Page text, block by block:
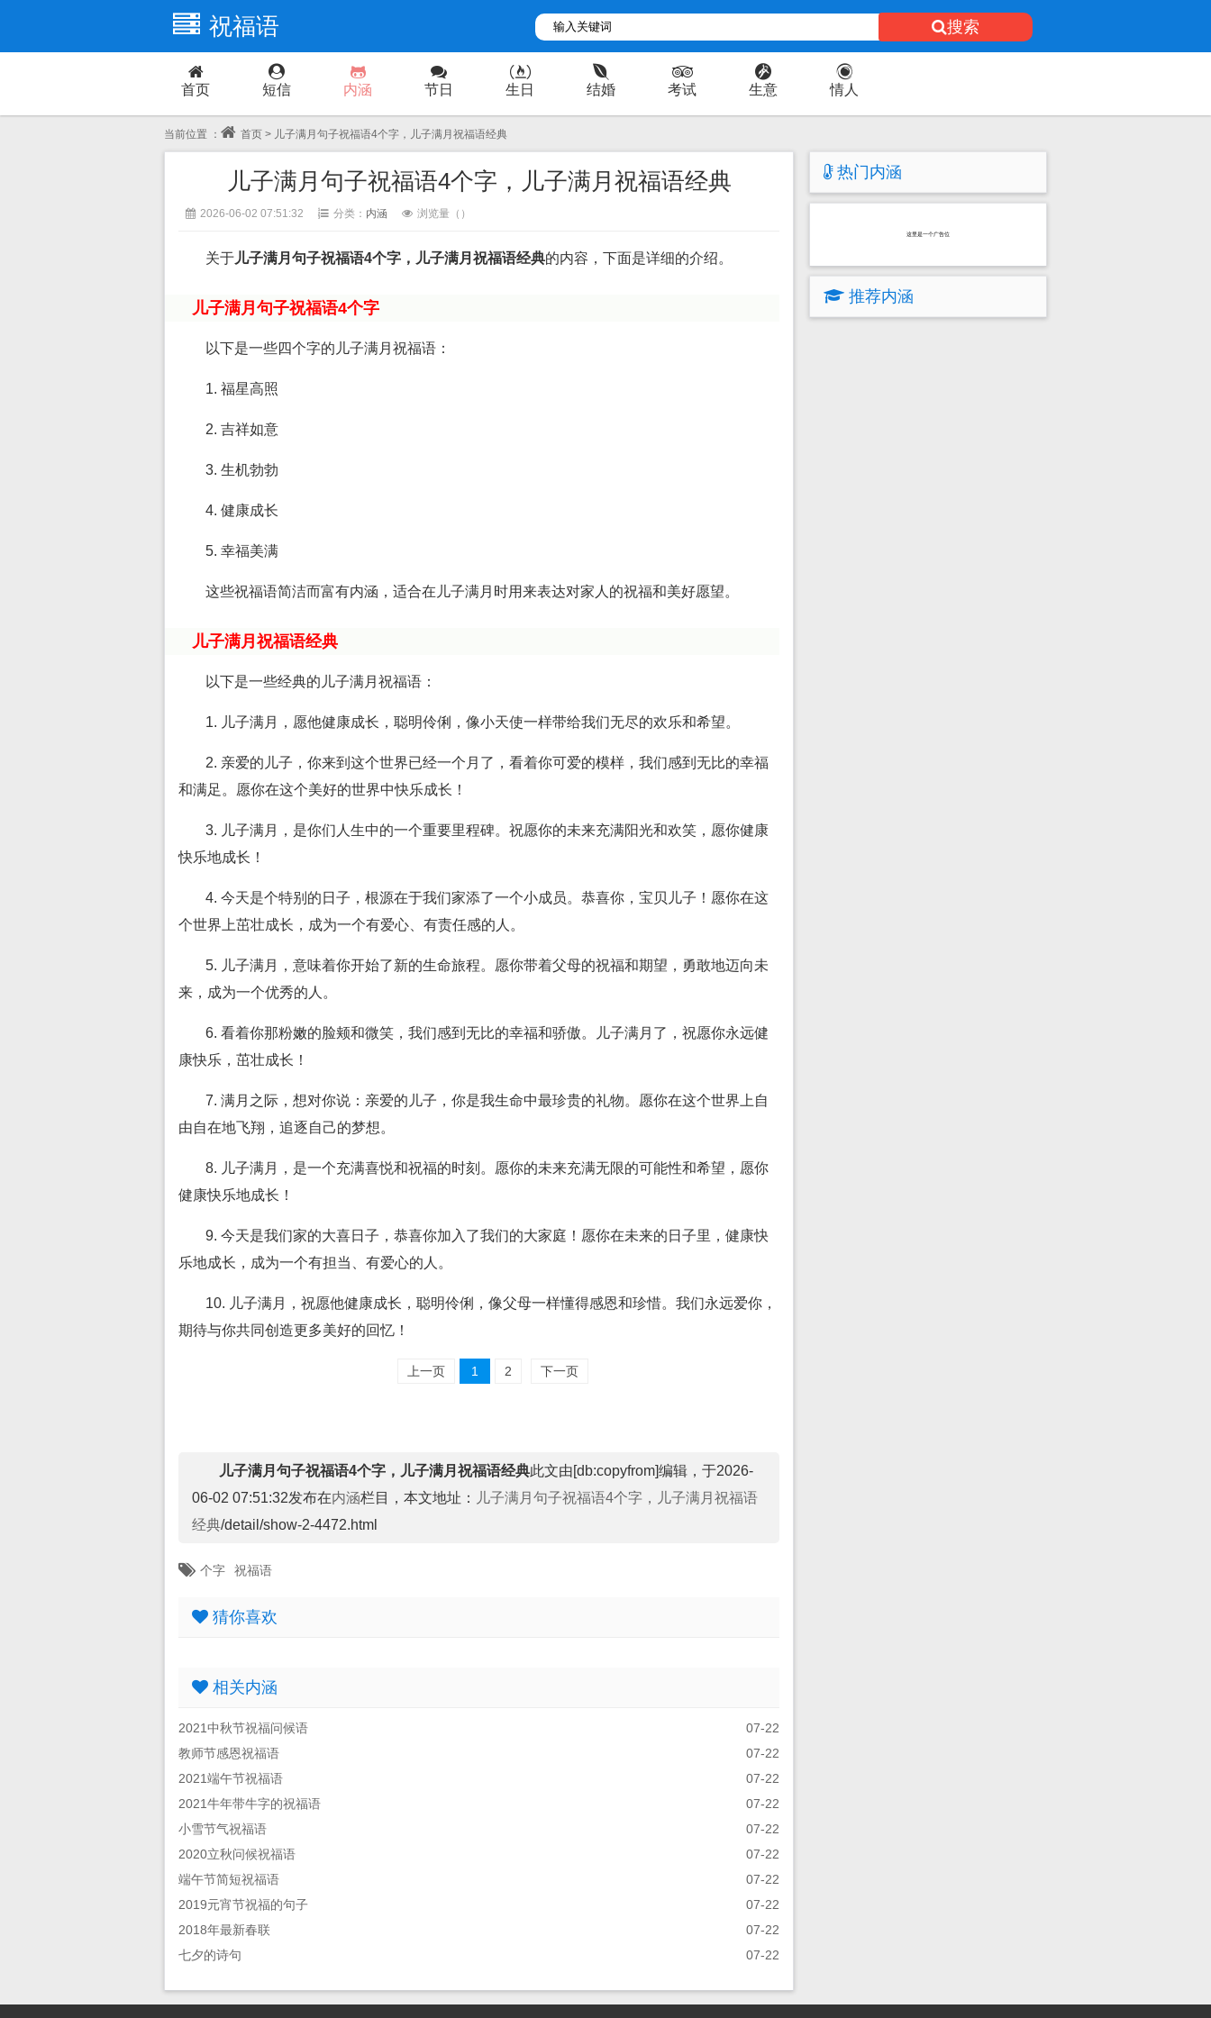
祝福语 搜索
首页 短信 内涵 节日 生日 结婚 考试 生意 情人
当前位置 ： 首页 > 儿子满月句子祝福语4个字，儿子满月祝福语经典
儿子满月句子祝福语4个字，儿子满月祝福语经典
2026-06-02 07:51:32 分类： 内涵 浏览量（ ）
关于儿子满月句子祝福语4个字，儿子满月祝福语经典的内容，下面是详细的介绍。
儿子满月句子祝福语4个字
以下是一些四个字的儿子满月祝福语：
1. 福星高照
2. 吉祥如意
3. 生机勃勃
4. 健康成长
5. 幸福美满
这些祝福语简洁而富有内涵，适合在儿子满月时用来表达对家人的祝福和美好愿望。
儿子满月祝福语经典
以下是一些经典的儿子满月祝福语：
1. 儿子满月，愿他健康成长，聪明伶俐，像小天使一样带给我们无尽的欢乐和希望。
2. 亲爱的儿子，你来到这个世界已经一个月了，看着你可爱的模样，我们感到无比的幸福
和满足。愿你在这个美好的世界中快乐成长！
3. 儿子满月，是你们人生中的一个重要里程碑。祝愿你的未来充满阳光和欢笑，愿你健康
快乐地成长！
4. 今天是个特别的日子，根源在于我们家添了一个小成员。恭喜你，宝贝儿子！愿你在这
个世界上茁壮成长，成为一个有爱心、有责任感的人。
5. 儿子满月，意味着你开始了新的生命旅程。愿你带着父母的祝福和期望，勇敢地迈向未
来，成为一个优秀的人。
6. 看着你那粉嫩的脸颊和微笑，我们感到无比的幸福和骄傲。儿子满月了，祝愿你永远健
康快乐，茁壮成长！
7. 满月之际，想对你说：亲爱的儿子，你是我生命中最珍贵的礼物。愿你在这个世界上自
由自在地飞翔，追逐自己的梦想。
8. 儿子满月，是一个充满喜悦和祝福的时刻。愿你的未来充满无限的可能性和希望，愿你
健康快乐地成长！
9. 今天是我们家的大喜日子，恭喜你加入了我们的大家庭！愿你在未来的日子里，健康快
乐地成长，成为一个有担当、有爱心的人。
10. 儿子满月，祝愿他健康成长，聪明伶俐，像父母一样懂得感恩和珍惜。我们永远爱你，
期待与你共同创造更多美好的回忆！
上一页 1 2 下一页
儿子满月句子祝福语4个字，儿子满月祝福语经典此文由[db:copyfrom]编辑，于2026-
06-02 07:51:32发布在内涵栏目，本文地址：
儿子满月句子祝福语4个字，儿子满月祝福语
经典/detail/show-2-4472.html
个字 祝福语
猜你喜欢
相关内涵
2021中秋节祝福问候语
07-22
教师节感恩祝福语
07-22
2021端午节祝福语
07-22
2021牛年带牛字的祝福语
07-22
小雪节气祝福语
07-22
2020立秋问候祝福语
07-22
端午节简短祝福语
07-22
2019元宵节祝福的句子
07-22
2018年最新春联
07-22
七夕的诗句
07-22
热门内涵
这里是一个广告位
推荐内涵